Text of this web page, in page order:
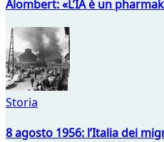
Alombert: «L’IA è un
Storia
8 agosto 1956: l’Italia dei